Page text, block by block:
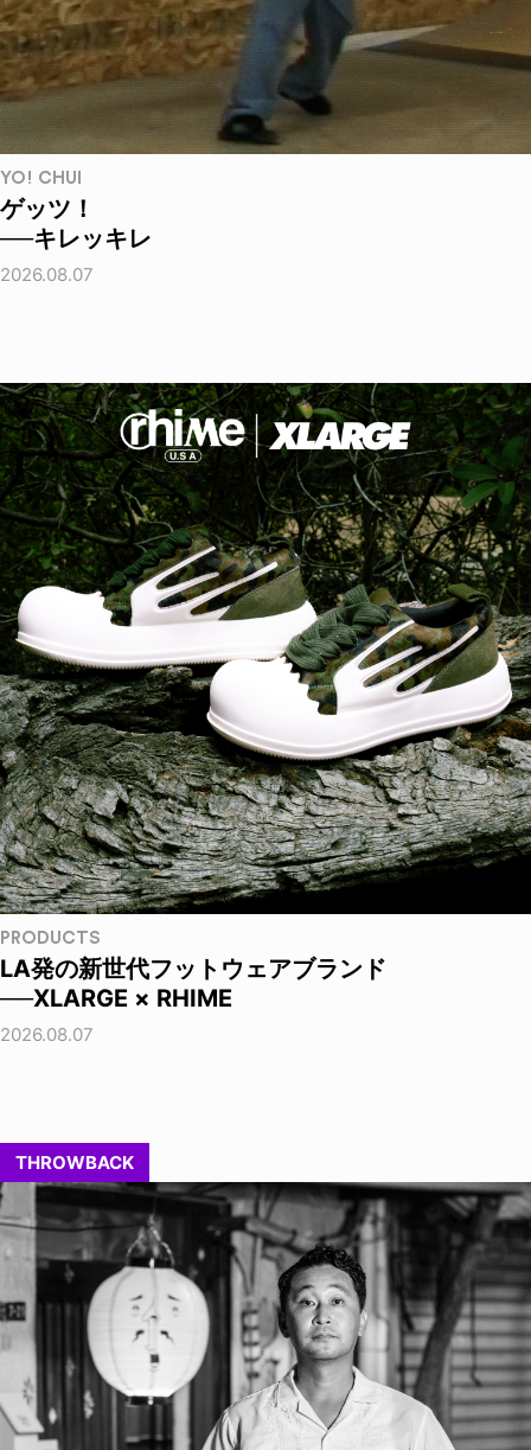
YO! CHUI
ゲッツ！
──キレッキレ
2026.08.07
PRODUCTS
LA発の新世代フットウェアブランド
──XLARGE × RHIME
2026.08.07
THROWBACK